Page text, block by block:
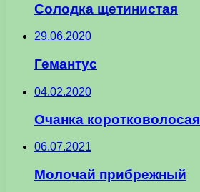
Солодка щетинистая
29.06.2020
Гемантус
04.02.2020
Очанка коротковолосая
06.07.2021
Молочай прибрежный